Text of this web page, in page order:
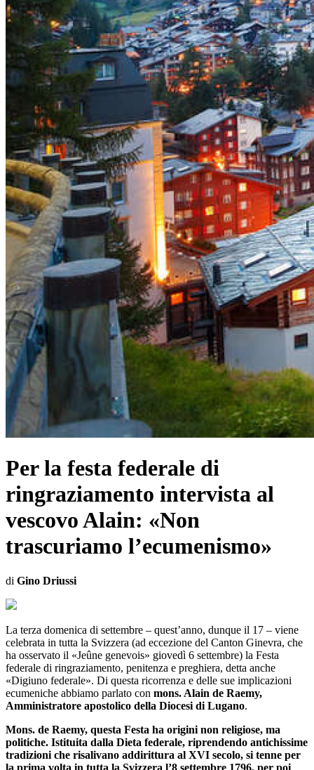
Per la festa federale di
ringraziamento intervista al
vescovo Alain: «Non
trascuriamo l’ecumenismo»
di Gino Driussi
La terza domenica di settembre – quest’anno, dunque il 17 – viene
celebrata in tutta la Svizzera (ad eccezione del Canton Ginevra, che
ha osservato il «Jeûne genevois» giovedì 6 settembre) la Festa
federale di ringraziamento, penitenza e preghiera, detta anche
«Digiuno federale». Di questa ricorrenza e delle sue implicazioni
ecumeniche abbiamo parlato con mons. Alain de Raemy,
Amministratore apostolico della Diocesi di Lugano.
Mons. de Raemy, questa Festa ha origini non religiose, ma
politiche. Istituita dalla Dieta federale, riprendendo antichissime
tradizioni che risalivano addirittura al XVI secolo, si tenne per
la prima volta in tutta la Svizzera l’8 settembre 1796, per poi